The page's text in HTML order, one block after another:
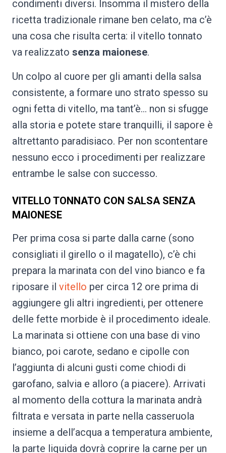
condimenti diversi. Insomma il mistero della
ricetta tradizionale rimane ben celato, ma c’è
una cosa che risulta certa: il vitello tonnato
va realizzato senza maionese.
Un colpo al cuore per gli amanti della salsa
consistente, a formare uno strato spesso su
ogni fetta di vitello, ma tant’è… non si sfugge
alla storia e potete stare tranquilli, il sapore è
altrettanto paradisiaco. Per non scontentare
nessuno ecco i procedimenti per realizzare
entrambe le salse con successo.
VITELLO TONNATO CON SALSA SENZA
MAIONESE
Per prima cosa si parte dalla carne (sono
consigliati il girello o il magatello), c’è chi
prepara la marinata con del vino bianco e fa
riposare il vitello per circa 12 ore prima di
aggiungere gli altri ingredienti, per ottenere
delle fette morbide è il procedimento ideale.
La marinata si ottiene con una base di vino
bianco, poi carote, sedano e cipolle con
l’aggiunta di alcuni gusti come chiodi di
garofano, salvia e alloro (a piacere). Arrivati
al momento della cottura la marinata andrà
filtrata e versata in parte nella casseruola
insieme a dell’acqua a temperatura ambiente,
la parte liquida dovrà coprire la carne per un